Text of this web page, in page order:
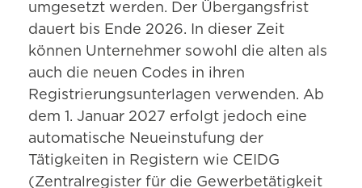
umgesetzt werden. Der Übergangsfrist
dauert bis Ende 2026. In dieser Zeit
können Unternehmer sowohl die alten als
auch die neuen Codes in ihren
Registrierungsunterlagen verwenden. Ab
dem 1. Januar 2027 erfolgt jedoch eine
automatische Neueinstufung der
Tätigkeiten in Registern wie CEIDG
(Zentralregister für die Gewerbetätigkeit